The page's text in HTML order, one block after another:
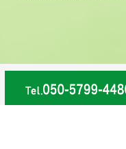
那珂川市・福岡市南区
宰府市・鳥栖市の法